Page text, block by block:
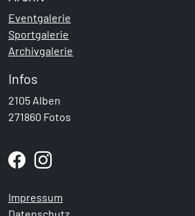
Eventgalerie
Sportgalerie
Archivgalerie
Infos
2105 Alben
271860 Fotos
Impressum